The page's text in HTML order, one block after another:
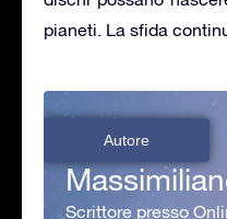
pianeti. La sfida
Autore
Scrittore presso